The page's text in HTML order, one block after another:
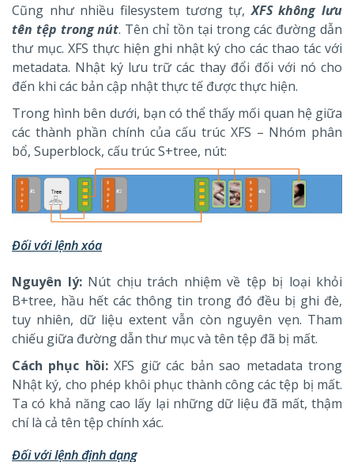
Cũng như nhiều filesystem tương tự,XFS không lưu
tên tệp trong nút. Tên chỉ tồn tại trong các đường dẫn
thư mục. XFS thực hiện ghi nhật ký cho các thao tác với
metadata. Nhật ký lưu trữ các thay đổi đối với nó cho
đến khi các bản cập nhật thực tế được thực hiện.
Trong hình bên dưới, bạn có thể thấy mối quan hệ giữa
các thành phần chính của cấu trúc XFS – Nhóm phân
bổ, Superblock, cấu trúc S+tree, nút:
Đối với lệnh xóa
Nguyên lý:Nút chịu trách nhiệm về tệp bị loại khỏi
B+tree, hầu hết các thông tin trong đó đều bị ghi đè,
tuy nhiên, dữ liệu extent vẫn còn nguyên vẹn. Tham
chiếu giữa đường dẫn thư mục và tên tệp đã bị mất.
Cách phục hồi:XFS giữ các bản sao metadata trong
Nhật ký, cho phép khôi phục thành công các tệp bị mất.
Ta có khả năng cao lấy lại những dữ liệu đã mất, thậm
chí là cả tên tệp chính xác.
Đối với lệnh định dạng